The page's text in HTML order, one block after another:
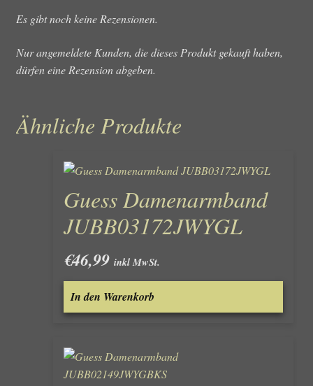
Es gibt noch keine Rezensionen.
Nur angemeldete Kunden, die dieses Produkt gekauft haben,
dürfen eine Rezension abgeben.
Ähnliche Produkte
Guess Damenarmband
JUBB03172JWYGL
€46,99 inkl MwSt.
In den Warenkorb